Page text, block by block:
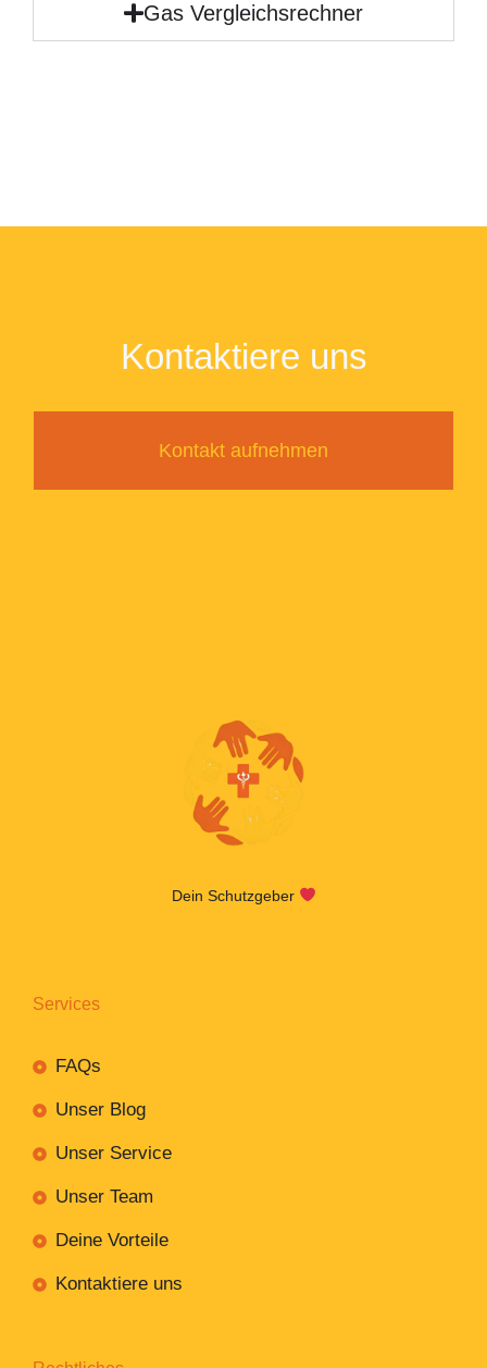
Gas Vergleichsrechner
Kontaktiere uns
Kontakt aufnehmen
Dein Schutzgeber
Services
FAQs
Unser Blog
Unser Service
Unser Team
Deine Vorteile
Kontaktiere uns